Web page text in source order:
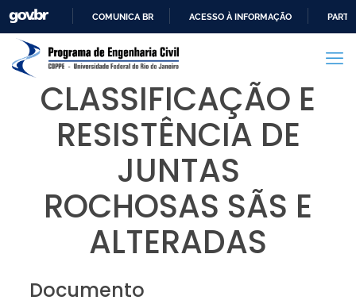
PARA
CONTEÚDO
COMUNICA BR ACESSO À INFORMAÇÃO
CLASSIFICAÇÃO E
RESISTÊNCIA DE
JUNTAS
ROCHOSAS SÃS E
ALTERADAS
Documento